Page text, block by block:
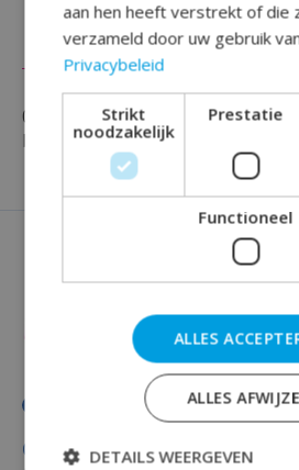
Reviews (0)
0 sterren op basis van0
beoordelingen
Je
Categorieën
aan hen heeft verstrekt of die
verzameld door uw gebruik
Privacybeleid
Strikt
noodzakelijk
Prestatie
Functioneel
ALLES
ALLES
DETAILS WEERGEVEN